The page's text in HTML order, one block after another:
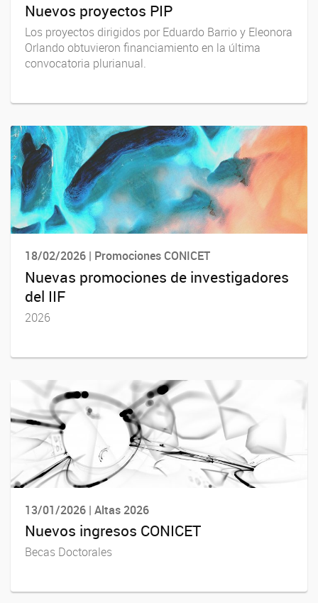
Nuevos proyectos PIP
Los proyectos dirigidos por Eduardo Barrio y Eleonora
Orlando obtuvieron financiamiento en la última
convocatoria plurianual.
18/02/2026 | Promociones CONICET
Nuevas promociones de investigadores
del IIF
2026
13/01/2026 | Altas 2026
Nuevos ingresos CONICET
Becas Doctorales